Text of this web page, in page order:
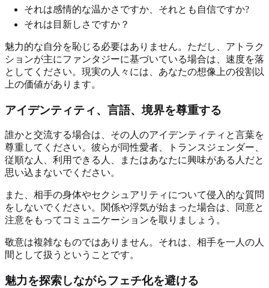
それは感情的な温かさですか、それとも自信ですか?
それは目新しさですか？
魅力的な自分を恥じる必要はありません。ただし、アトラク
ションが主にファンタジーに基づいている場合は、速度を落
としてください。現実の人々には、あなたの想像上の役割以
上の価値があります。
アイデンティティ、言語、境界を尊重する
誰かと交流する場合は、その人のアイデンティティと言葉を
尊重してください。彼らが同性愛者、トランスジェンダー、
従順な人、利用できる人、またはあなたに興味がある人だと
思い込まないでください。
また、相手の身体やセクシュアリティについて侵入的な質問
をしないでください。関係や浮気が始まった場合は、同意と
注意をもってコミュニケーションを取りましょう。
敬意は複雑なものではありません。それは、相手を一人の人
間として扱うということです。
魅力を探索しながらフェチ化を避ける